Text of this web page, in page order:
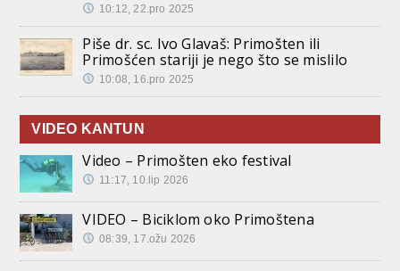
10:12, 22.pro 2025
Piše dr. sc. Ivo Glavaš: Primošten ili
Primošćen stariji je nego što se mislilo
10:08, 16.pro 2025
VIDEO KANTUN
Video – Primošten eko festival
11:17, 10.lip 2026
VIDEO – Biciklom oko Primoštena
08:39, 17.ožu 2026